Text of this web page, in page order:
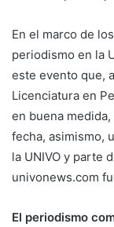
En el marco de
periodismo en la
este evento que,
Licenciatura en
en buena
fecha, asimismo,
la UNIVO y parte
univonews.com
El periodismo